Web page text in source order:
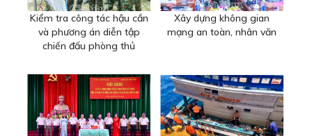
Kiểm tra công tác hậu cần
và phương án diễn tập
chiến đấu phòng thủ
Xây dựng không gian
mạng an toàn, nhân văn